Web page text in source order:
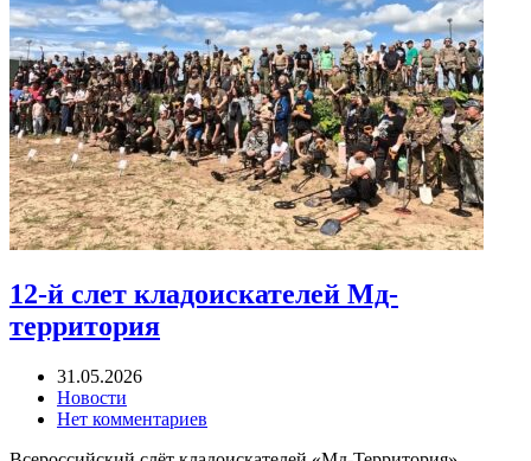
12-й слет кладоискателей Мд-
территория
31.05.2026
Новости
Нет комментариев